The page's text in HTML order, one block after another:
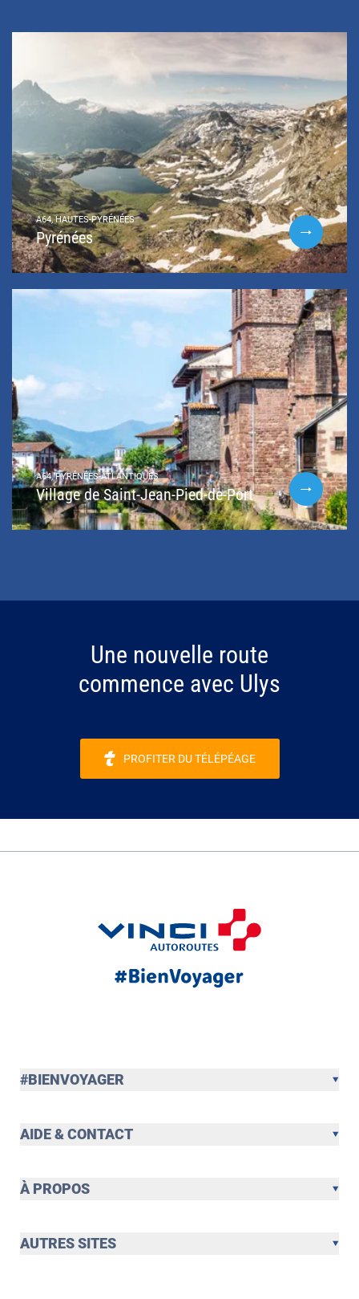
A64, HAUTES-PYRÉNÉES
Pyrénées
A64, PYRÉNÉES-ATLANTIQUES
Village de Saint-Jean-Pied-de-Port
Une nouvelle route
commence avec Ulys
PROFITER DU TÉLÉPÉAGE
#BIENVOYAGER
AIDE & CONTACT
À PROPOS
AUTRES SITES